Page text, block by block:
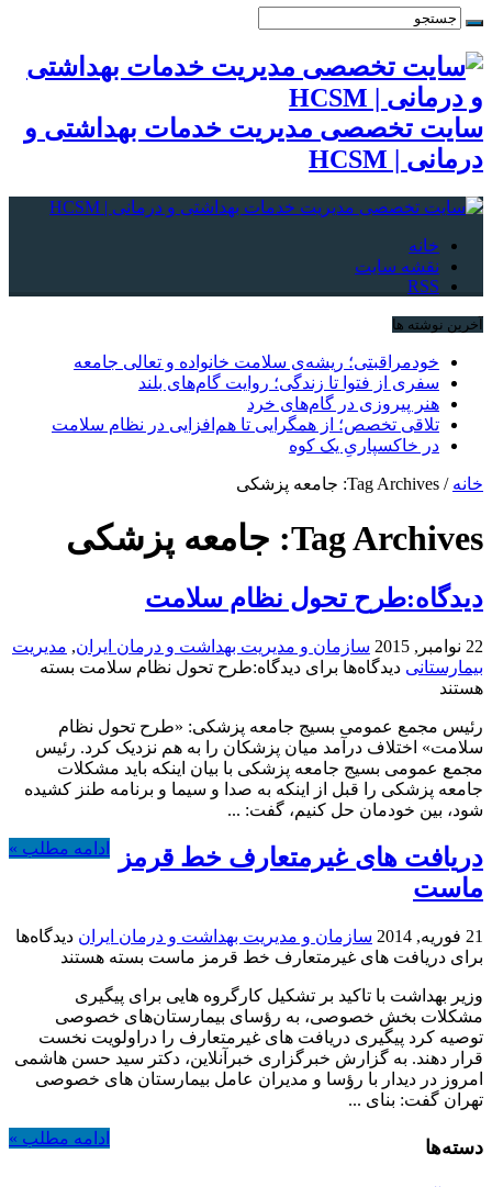
سایت تخصصی مدیریت خدمات بهداشتی و
درمانی | HCSM
خانه
نقشه سایت
RSS
آخرین نوشته ها
خودمراقبتی؛ ریشه‌ی سلامت خانواده و تعالی جامعه
سفری از فتوا تا زندگی؛ روایت گام‌های بلند
هنر پیروزی در گام‌های خرد
تلاقی تخصص؛ از همگرایی تا هم‌افزایی در نظام سلامت
در خاکسپاریِ یک کوه
خانه / Tag Archives: جامعه پزشکی
Tag Archives: جامعه پزشکی
ديدگاه:طرح تحول نظام سلامت
22 نوامبر, 2015 سازمان و مدیریت بهداشت و درمان ایران, مدیریت
بیمارستانی دیدگاه‌ها برای ديدگاه:طرح تحول نظام سلامت بسته
هستند
رئیس مجمع عمومی بسیج جامعه پزشکی: «طرح تحول نظام
سلامت» اختلاف درآمد میان پزشکان را به هم نزدیک کرد. رئیس
مجمع عمومی بسیج جامعه پزشکی با بیان اینکه باید مشکلات
جامعه پزشکی را قبل از اینکه به صدا و سیما و برنامه طنز کشیده
شود، بین خودمان حل کنیم، گفت: ...
ادامه مطلب »
دریافت های غیرمتعارف خط قرمز
ماست
21 فوریه, 2014 سازمان و مدیریت بهداشت و درمان ایران دیدگاه‌ها
برای دریافت های غیرمتعارف خط قرمز ماست بسته هستند
وزیر بهداشت با تاکید بر تشکیل کارگروه هایی برای پیگیری
مشکلات بخش خصوصی، به رؤسای بیمارستان‌های خصوصی
توصیه کرد پیگیری دریافت های غیرمتعارف را دراولویت نخست
قرار دهند. به گزارش خبرگزاری خبرآنلاین، دکتر سید حسن هاشمی
امروز در دیدار با رؤسا و مدیران عامل بیمارستان های خصوصی
تهران گفت: بنای ...
ادامه مطلب » دسته‌ها